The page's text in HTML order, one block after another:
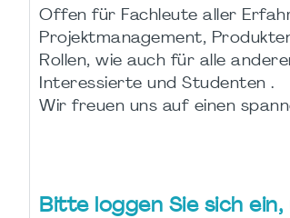
Offen für Fachleute aller
Projektmanagement,
Rollen, wie auch für alle
Interessierte und Studenten .
Wir freuen uns auf einen
Bitte loggen Sie sich